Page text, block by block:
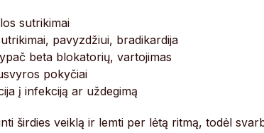
sutrikimai
pavyzdžiui, bradikardija
beta blokatorių, vartojimas
pokyčiai
į infekciją ar uždegimą
širdies veiklą ir lemti per lėtą ritmą, todėl